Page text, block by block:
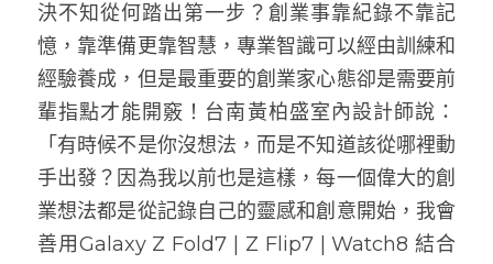
決不知從何踏出第一步？創業事靠紀錄不靠記
憶，靠準備更靠智慧，專業智識可以經由訓練和
經驗養成，但是最重要的創業家心態卻是需要前
輩指點才能開竅！台南黃柏盛室內設計師說 ：
「 有時候不是你沒想法，而是不知道該從哪裡動
手出發？因為我以前也是這樣，每一個偉大的創
業想法都是從記錄自己的靈感和創意開始，我會
善用Galaxy Z Fold7 | Z Flip7 | Watch8 結合